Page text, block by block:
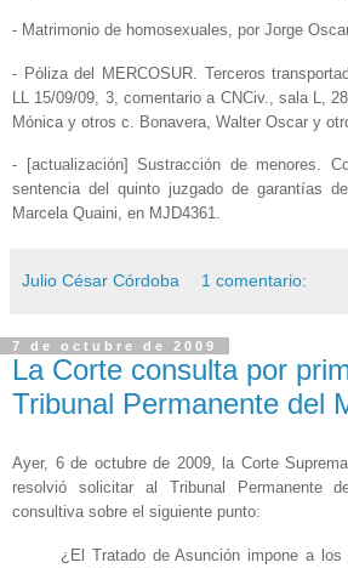
- Matrimonio de homosexuales, por Jorge
- Póliza del MERCOSUR. Terceros
LL 15/09/09, 3, comentario a CNCiv., sala L,
Mónica y otros c. Bonavera, Walter Oscar y
- [actualización] Sustracción de menores.
sentencia del quinto juzgado de garantías
Marcela Quaini, en MJD4361.
Julio César Córdoba 1 comentario:
7 de octubre de 2009
La Corte consulta por
Tribunal Permanente del
Ayer, 6 de octubre de 2009, la Corte
resolvió solicitar al Tribunal Permanente
consultiva sobre el siguiente punto:
¿El Tratado de Asunción impone a los